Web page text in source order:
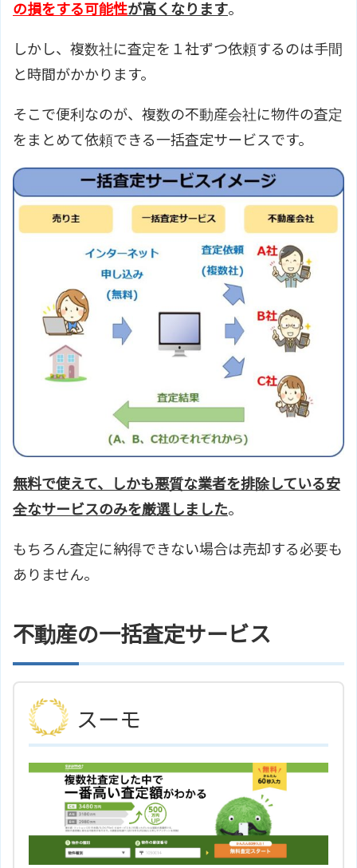
の損をする可能性が高くなります。
しかし、複数社に査定を１社ずつ依頼するのは手間
と時間がかかります。
そこで便利なのが、複数の不動産会社に物件の査定
をまとめて依頼できる一括査定サービスです。
無料で使えて、しかも悪質な業者を排除している安
全なサービスのみを厳選しました。
もちろん査定に納得できない場合は売却する必要も
ありません。
不動産の一括査定サービス
スーモ